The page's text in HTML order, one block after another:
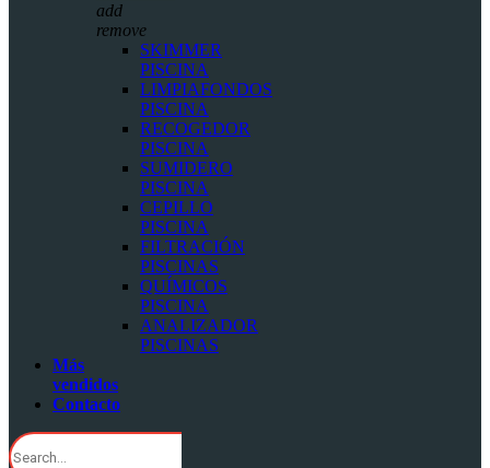
add
remove
SKIMMER
PISCINA
LIMPIAFONDOS
PISCINA
RECOGEDOR
PISCINA
SUMIDERO
PISCINA
CEPILLO
PISCINA
FILTRACIÓN
PISCINAS
QUÍMICOS
PISCINA
ANALIZADOR
PISCINAS
Más
vendidos
Contacto